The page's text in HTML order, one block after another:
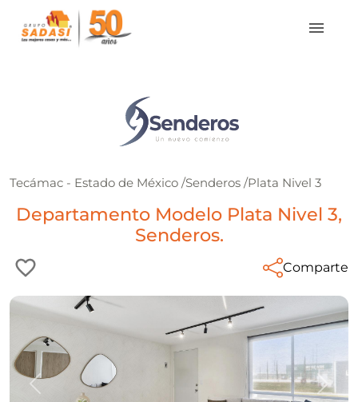
Tecámac - Estado de México /Senderos /Plata Nivel 3
Departamento Modelo Plata Nivel 3,
Senderos.
Comparte
Anterior